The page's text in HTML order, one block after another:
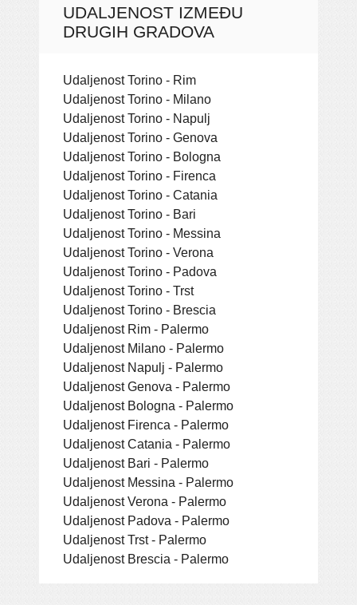
UDALJENOST IZMEĐU
DRUGIH GRADOVA
Udaljenost Torino - Rim
Udaljenost Torino - Milano
Udaljenost Torino - Napulj
Udaljenost Torino - Genova
Udaljenost Torino - Bologna
Udaljenost Torino - Firenca
Udaljenost Torino - Catania
Udaljenost Torino - Bari
Udaljenost Torino - Messina
Udaljenost Torino - Verona
Udaljenost Torino - Padova
Udaljenost Torino - Trst
Udaljenost Torino - Brescia
Udaljenost Rim - Palermo
Udaljenost Milano - Palermo
Udaljenost Napulj - Palermo
Udaljenost Genova - Palermo
Udaljenost Bologna - Palermo
Udaljenost Firenca - Palermo
Udaljenost Catania - Palermo
Udaljenost Bari - Palermo
Udaljenost Messina - Palermo
Udaljenost Verona - Palermo
Udaljenost Padova - Palermo
Udaljenost Trst - Palermo
Udaljenost Brescia - Palermo